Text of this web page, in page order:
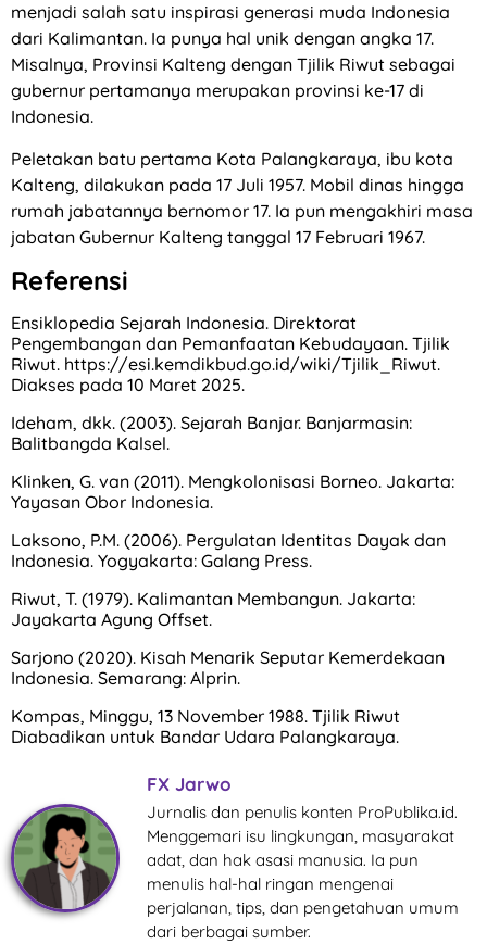
menjadi salah satu inspirasi generasi muda Indonesia
dari Kalimantan. Ia punya hal unik dengan angka 17.
Misalnya, Provinsi Kalteng dengan Tjilik Riwut sebagai
gubernur pertamanya merupakan provinsi ke-17 di
Indonesia.
Peletakan batu pertama Kota Palangkaraya, ibu kota
Kalteng, dilakukan pada 17 Juli 1957. Mobil dinas hingga
rumah jabatannya bernomor 17. Ia pun mengakhiri masa
jabatan Gubernur Kalteng tanggal 17 Februari 1967.
Referensi
Ensiklopedia Sejarah Indonesia. Direktorat
Pengembangan dan Pemanfaatan Kebudayaan. Tjilik
Riwut. https://esi.kemdikbud.go.id/wiki/Tjilik_Riwut.
Diakses pada 10 Maret 2025.
Ideham, dkk. (2003). Sejarah Banjar. Banjarmasin:
Balitbangda Kalsel.
Klinken, G. van (2011). Mengkolonisasi Borneo. Jakarta:
Yayasan Obor Indonesia.
Laksono, P.M. (2006). Pergulatan Identitas Dayak dan
Indonesia. Yogyakarta: Galang Press.
Riwut, T. (1979). Kalimantan Membangun. Jakarta:
Jayakarta Agung Offset.
Sarjono (2020). Kisah Menarik Seputar Kemerdekaan
Indonesia. Semarang: Alprin.
Kompas, Minggu, 13 November 1988. Tjilik Riwut
Diabadikan untuk Bandar Udara Palangkaraya.
FX Jarwo
Jurnalis dan penulis konten ProPublika.id.
Menggemari isu lingkungan, masyarakat
adat, dan hak asasi manusia. Ia pun
menulis hal-hal ringan mengenai
perjalanan, tips, dan pengetahuan umum
dari berbagai sumber.